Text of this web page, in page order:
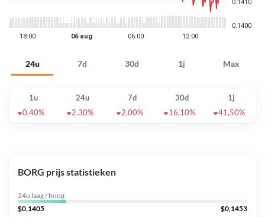
24u 7d 30d 1j Max
1u 24u 7d 30d
1j
0,40%
2,30% 2,00% 16,10% 41,50%
BORG prijs statistieken
24u laag / hoog
$0,1405
$0,1453